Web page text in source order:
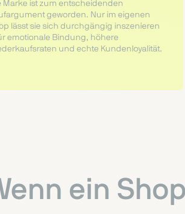
Marke ist zum entscheidenden
geworden. Nur im eigenen
lässt sie sich durchgängig inszenieren
emotionale Bindung, höhere
und echte Kundenloyalität.
ein